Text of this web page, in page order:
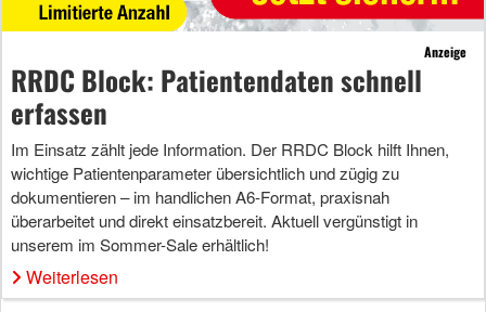
Anzeige
RRDC Block: Patientendaten schnell
erfassen
Im Einsatz zählt jede Information. Der RRDC Block hilft Ihnen,
wichtige Patientenparameter übersichtlich und zügig zu
dokumentieren – im handlichen A6-Format, praxisnah
überarbeitet und direkt einsatzbereit. Aktuell vergünstigt in
unserem im Sommer-Sale erhältlich!
Weiterlesen